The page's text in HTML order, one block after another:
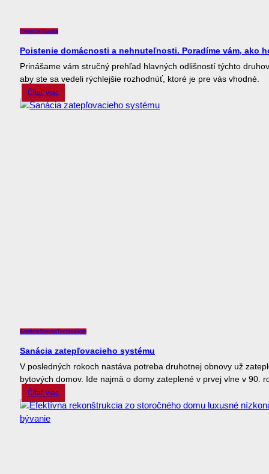
FinancieStavba
Poistenie domácnosti a nehnuteľnosti. Poradíme vám, ako
Prinášame vám stručný prehľad hlavných odlišností týchto
aby ste sa vedeli rýchlejšie rozhodnúť, ktoré je pre vás vhodné.
Čítať viac
SanácieStavbaTechnológie
Sanácia zatepľovacieho systému
V posledných rokoch nastáva potreba druhotnej obnovy už
bytových domov. Ide najmä o domy zateplené v prvej vlne v 90.
Čítať viac